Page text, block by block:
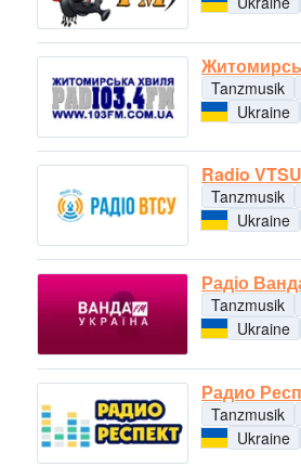
Tanzmusik
Ukraine
Radio VTSU
Tanzmusik
Ukraine
Радіо
Tanzmusik
Ukraine
Радио
Tanzmusik
Ukraine